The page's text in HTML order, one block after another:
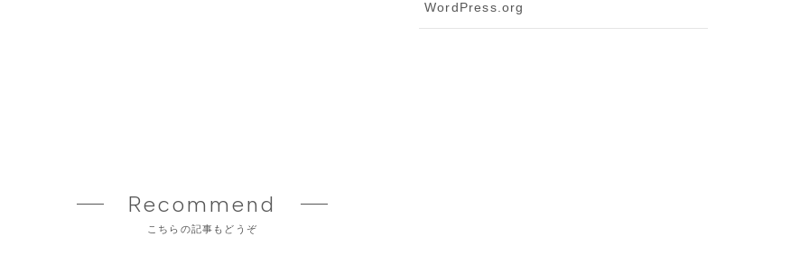
WordPress.org
Recommend
こちらの記事もどうぞ